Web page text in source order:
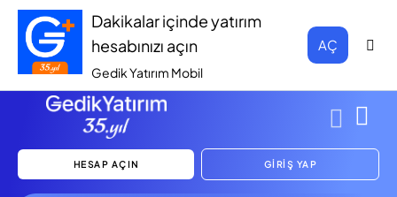
Dakikalar içinde yatırım
hesabınızı açın
Gedik Yatırım Mobil
AÇ
HESAP AÇIN GİRİŞ YAP